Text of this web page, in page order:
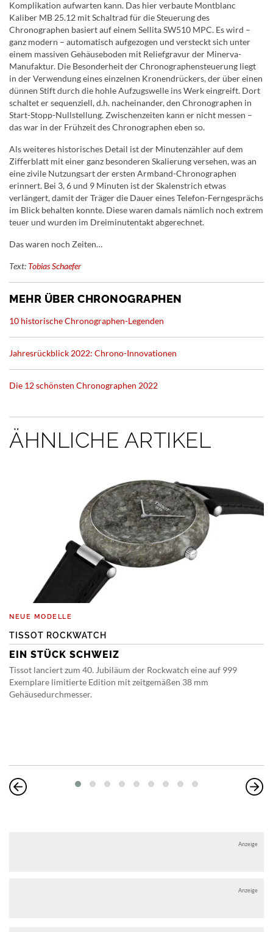
Komplikation aufwarten kann. Das hier verbaute Montblanc
Kaliber MB 25.12 mit Schaltrad für die Steuerung des
Chronographen basiert auf einem Sellita SW510 MPC. Es wird –
ganz modern – automatisch aufgezogen und versteckt sich unter
einem massiven Gehäuseboden mit Reliefgravur der Minerva-
Manufaktur. Die Besonderheit der Chronographensteuerung liegt
in der Verwendung eines einzelnen Kronendrückers, der über einen
dünnen Stift durch die hohle Aufzugswelle ins Werk eingreift. Dort
schaltet er sequenziell, d.h. nacheinander, den Chronographen in
Start-Stopp-Nullstellung. Zwischenzeiten kann er nicht messen –
das war in der Frühzeit des Chronographen eben so.
Als weiteres historisches Detail ist der Minutenzähler auf dem
Zifferblatt mit einer ganz besonderen Skalierung versehen, was an
eine zivile Nutzungsart der ersten Armband-Chronographen
erinnert. Bei 3, 6 und 9 Minuten ist der Skalenstrich etwas
verlängert, damit der Träger die Dauer eines Telefon-Ferngesprächs
im Blick behalten konnte. Diese waren damals nämlich noch extrem
teuer und wurden im Dreiminutentakt abgerechnet.
Das waren noch Zeiten…
Text: Tobias Schaefer
MEHR ÜBER CHRONOGRAPHEN
10 historische Chronographen-Legenden
Jahresrückblick 2022: Chrono-Innovationen
Die 12 schönsten Chronographen 2022
ÄHNLICHE ARTIKEL
NEUE MODELLE
TISSOT ROCKWATCH
EIN STÜCK SCHWEIZ
Tissot lanciert zum 40. Jubiläum der Rockwatch eine auf 999
Exemplare limitierte Edition mit zeitgemäßen 38 mm
Gehäusedurchmesser.
Anzeige
Anzeige